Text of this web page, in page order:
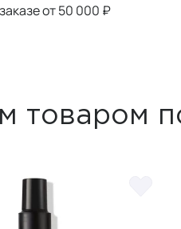
от 50 000 ₽
товаром